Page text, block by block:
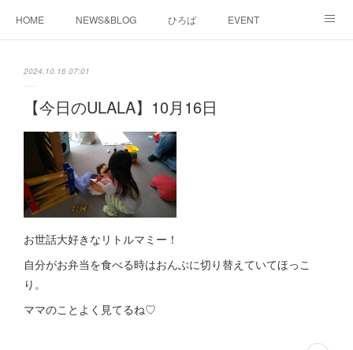
HOME NEWS&BLOG ひろば EVENT
2024.10.16 07:01
【今日のULALA】10月16日
お世話大好きなリトルマミー！
自分がお弁当を食べる時はおんぶに切り替えていてほっこ
り。
ママのことよく見てるね♡